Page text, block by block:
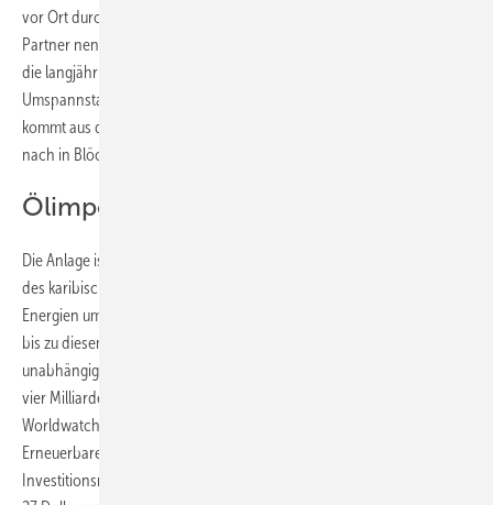
vor Ort durchgeführt. Als Grund für die Konzentration auf deutsche
Partner nennt Georg Schmiedel, Geschäftsführer von F amp;S Solar
die langjährige Zusammenarbeit mit diesen Partnern. Immerhin: Die
Umspannstation, die den Solarstrom auf Hochspannungsebene hebt,
kommt aus der Schweiz, von ABB. Der Solarpark wird jetzt nach und
nach in Blöcken von 2,5 Megawatt Leistung aufgebaut.
Ölimporte verringern
Die Anlage ist ein weiterer Schritt auf dem Weg, die Energieversorgung
des karibischen Inselstaates bis 2035 vorrangig auf erneuerbare
Energien umzustellen. Immerhin einen Anteil von 85 Prozent sollen
bis zu diesem Zeitpunkt erreicht werden. Damit will sich das Land
unabhängiger von teuren Ölimporten machen, die jedes Jahr etwa
vier Milliarden Dollar verschlingen. Im Gegensatz dazu, so hat es das
Worldwatch Institute ausgerechnet, kostet der Umstieg auf
Erneuerbare das Land 47 Milliarden Dollar an einmaligen
Investitionsmitteln. Zudem besteht dadurch die Möglichkeit, den mit